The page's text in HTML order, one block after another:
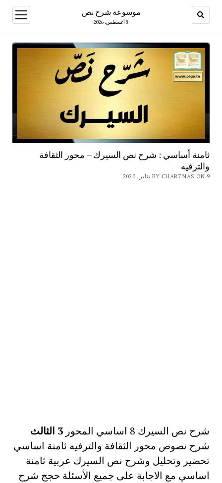
موسوعة شرح نص
8 أغسطس، 2026
open
menu
ثامنة أساسي : شرح نص السيرك – محور الثقافة
والترفيه
BY CHAR7 NAS ON 9 يناير، 2020
شرح نص السيرك 8 اساسي المحور
3 الثالث
شرح نصوص محور الثقافة والترفيه ثامنة اساسي
تحضير وتحليل وشرح نص السيرك عربية ثامنة
اساسي مع الاجابة على جميع الأسئلة حجج شرح